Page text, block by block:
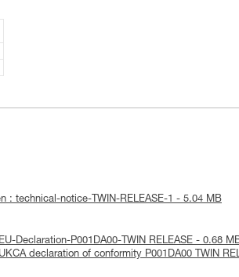
: technical-notice-TWIN-RELEASE-1 - 5.04 MB
Declaration-P001DA00-TWIN RELEASE - 0.68
declaration of conformity P001DA00 TWIN